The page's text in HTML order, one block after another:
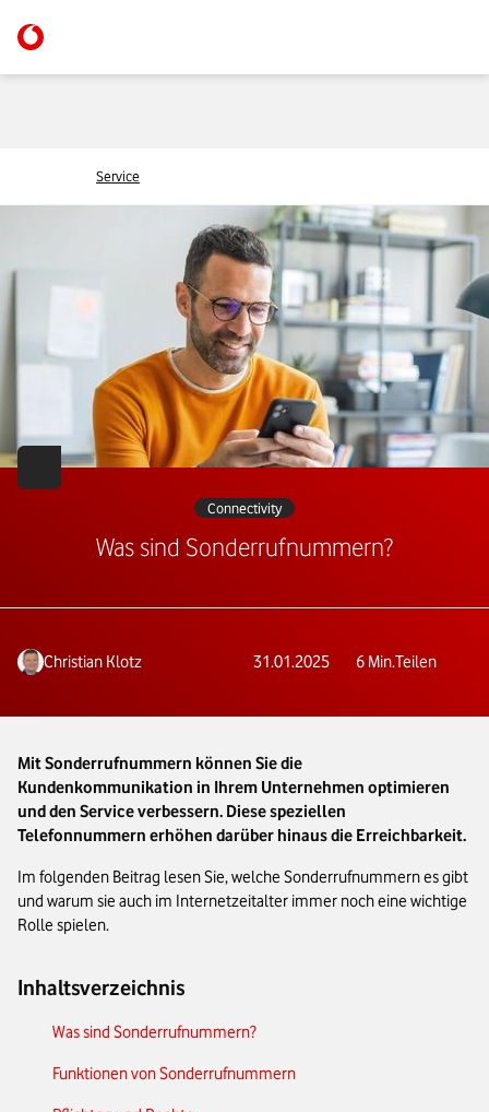
Service
Connectivity
Was sind Sonderrufnummern?
Christian Klotz 31.01.2025 6 Min.Teilen
Mit Sonderrufnummern können Sie die
Kundenkommunikation in Ihrem Unternehmen optimieren
und den Service verbessern. Diese speziellen
Telefonnummern erhöhen darüber hinaus die Erreichbarkeit.
Im folgenden Beitrag lesen Sie, welche Sonderrufnummern es gibt
und warum sie auch im Internetzeitalter immer noch eine wichtige
Rolle spielen.
Inhaltsverzeichnis
Was sind Sonderrufnummern?
Funktionen von Sonderrufnummern